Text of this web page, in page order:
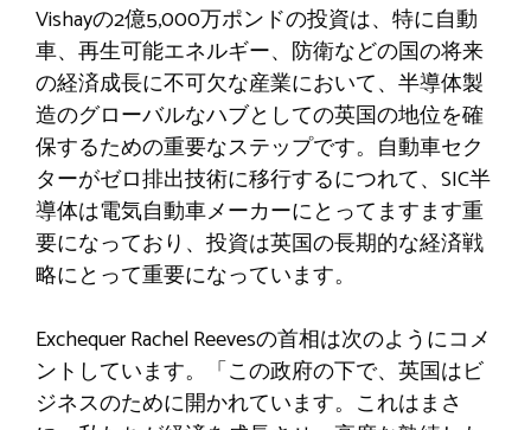
Vishayの2億5,000万ポンドの投資は、特に自動
車、再生可能エネルギー、防衛などの国の将来
の経済成長に不可欠な産業において、半導体製
造のグローバルなハブとしての英国の地位を確
保するための重要なステップです。自動車セク
ターがゼロ排出技術に移行するにつれて、SIC半
導体は電気自動車メーカーにとってますます重
要になっており、投資は英国の長期的な経済戦
略にとって重要になっています。
Exchequer Rachel Reevesの首相は次のようにコメ
ントしています。「この政府の下で、英国はビ
ジネスのために開かれています。これはまさ